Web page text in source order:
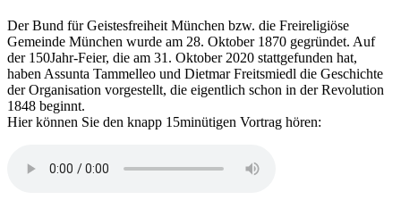
Der Bund für Geistesfreiheit München bzw. die Freireligiöse
Gemeinde München wurde am 28. Oktober 1870 gegründet. Auf
der 150Jahr-Feier, die am 31. Oktober 2020 stattgefunden hat,
haben Assunta Tammelleo und Dietmar Freitsmiedl die Geschichte
der Organisation vorgestellt, die eigentlich schon in der Revolution
1848 beginnt.
Hier können Sie den knapp 15minütigen Vortrag hören: